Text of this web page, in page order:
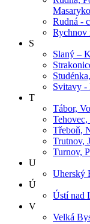
Rudná -
Rychnov
S
Slaný –
Svitavy -
T
Tábor,
Třeboň,
Trutnov,
Turnov,
U
Uherský
Ú
Ústí nad
V
Velká